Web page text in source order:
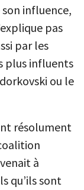
influence,
pas
par les
plus influents
ou le
résolument
à
qu’ils sont